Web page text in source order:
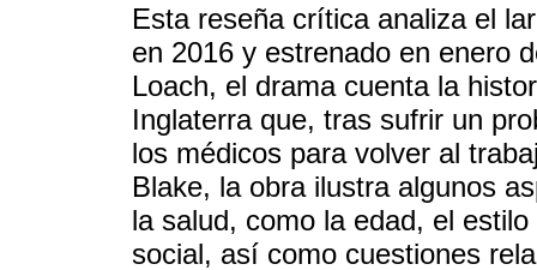
Esta reseña crítica analiza el
en 2016 y estrenado en enero
Loach, el drama cuenta la
Inglaterra que, tras sufrir un
los médicos para volver al
Blake, la obra ilustra algunos
la salud, como la edad, el
social, así como cuestiones